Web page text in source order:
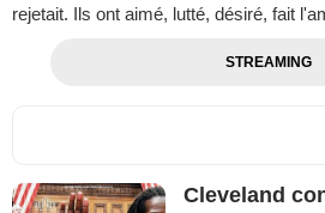
rejetait. Ils ont aimé, lutté, désiré, fait
STREAMING
Cleveland